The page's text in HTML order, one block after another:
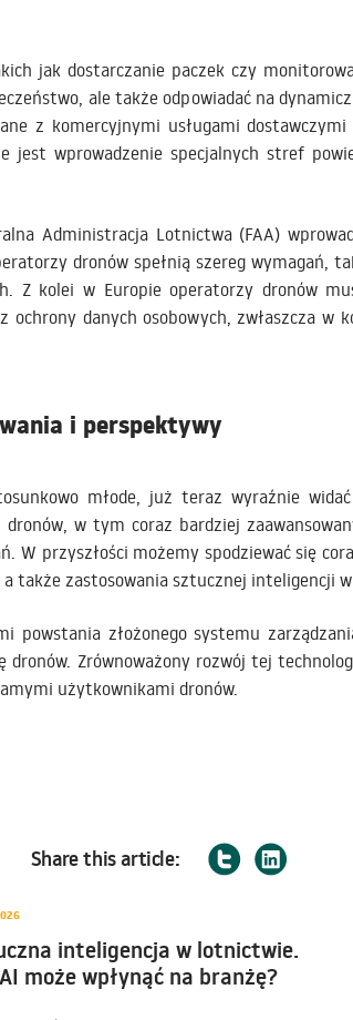
jak dostarczanie paczek czy
ale także odpowiadać na
z komercyjnymi usługami
jest wprowadzenie specjalnych stref
Administracja Lotnictwa (FAA)
dronów spełnią szereg wymagań,
Z kolei w Europie operatorzy dronów
danych osobowych, zwłaszcza w
i perspektywy
młode, już teraz wyraźnie
w tym coraz bardziej
W przyszłości możemy spodziewać się
także zastosowania sztucznej inteligencji
powstania złożonego systemu
Zrównoważony rozwój tej
użytkownikami dronów.
Share this article:
inteligencja w lotnictwie.
może wpłynąć na branżę?